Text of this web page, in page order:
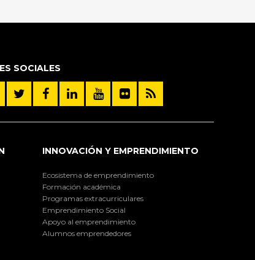
SOCIALES
INNOVACIÓN Y EMPRENDIMIENTO
Ecosistema de emprendimiento
Formación académica
Programas extracurriculares
Emprendimiento Social
Apoyo al emprendimiento
Alumnos emprendedores